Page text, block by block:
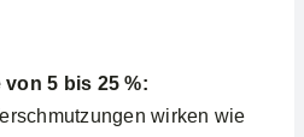
5 bis 25 %:
wirken wie